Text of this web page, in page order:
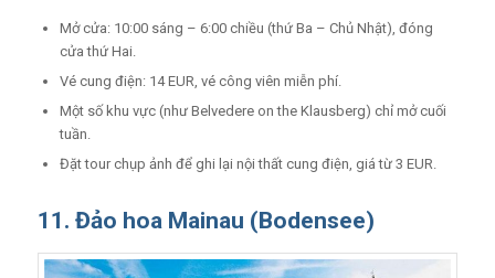
Mở cửa: 10:00 sáng – 6:00 chiều (thứ Ba – Chủ Nhật), đóng
cửa thứ Hai.
Vé cung điện: 14 EUR, vé công viên miễn phí.
Một số khu vực (như Belvedere on the Klausberg) chỉ mở cuối
tuần.
Đặt tour chụp ảnh để ghi lại nội thất cung điện, giá từ 3 EUR.
11. Đảo hoa Mainau (Bodensee)